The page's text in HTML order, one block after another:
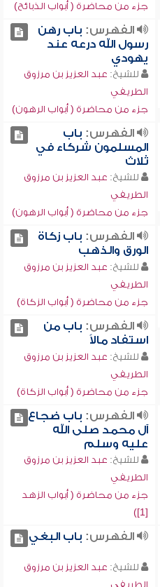
جزء من محاضرة ( أبواب الذبائح)
الفهرس: باب رهن
رسول الله درعه عند
يهودي
للشيخ: عبد العزيز بن مرزوق
الطريفي
جزء من محاضرة ( أبواب الرهون)
الفهرس: باب
المسلمون شركاء في
ثلاث
للشيخ: عبد العزيز بن مرزوق
الطريفي
جزء من محاضرة ( أبواب الرهون)
الفهرس: باب زكاة
الورق والذهب
للشيخ: عبد العزيز بن مرزوق
الطريفي
جزء من محاضرة ( أبواب الزكاة)
الفهرس: باب من
استفاد مالاً
للشيخ: عبد العزيز بن مرزوق
الطريفي
جزء من محاضرة ( أبواب الزكاة)
الفهرس: باب ضجاع
آل محمد صلى الله
عليه وسلم
للشيخ: عبد العزيز بن مرزوق
الطريفي
جزء من محاضرة ( أبواب الزهد
[1])
الفهرس: باب البغي
للشيخ: عبد العزيز بن مرزوق
الطريفي